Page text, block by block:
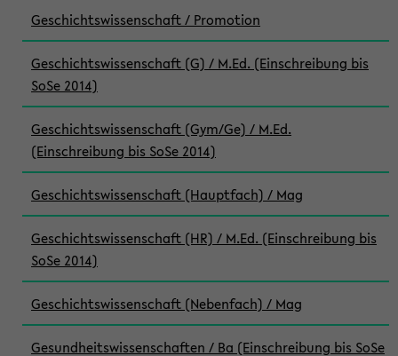
Geschichtswissenschaft / Promotion
Geschichtswissenschaft (G) / M.Ed. (Einschreibung bis
SoSe 2014)
Geschichtswissenschaft (Gym/Ge) / M.Ed.
(Einschreibung bis SoSe 2014)
Geschichtswissenschaft (Hauptfach) / Mag
Geschichtswissenschaft (HR) / M.Ed. (Einschreibung bis
SoSe 2014)
Geschichtswissenschaft (Nebenfach) / Mag
Gesundheitswissenschaften / Ba (Einschreibung bis SoSe